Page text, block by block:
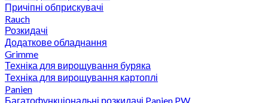
Причіпні обприскувачі
Rauch
Розкидачі
Додаткове обладнання
Grimme
Техніка для вирощування буряка
Техніка для вирощування картоплі
Panien
Багатофункціональні розкидачі Panien PW